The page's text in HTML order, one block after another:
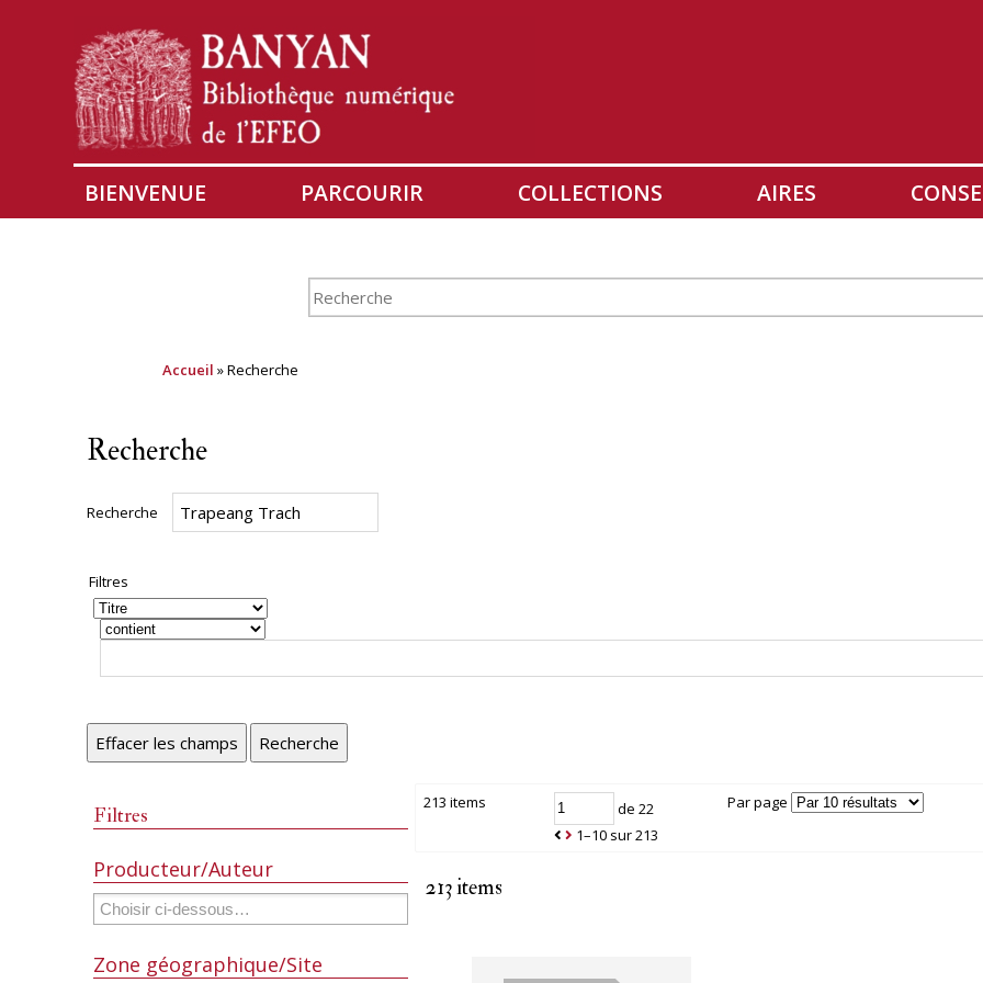
BIENVENUE PARCOURIR COLLECTIONS AIRES
Accueil » Recherche
Recherche
Recherche
Filtres
Effacer les champs Recherche
213 items
de 22
1–10 sur 213
Par page
213 items
Filtres
Producteur/Auteur
Zone géographique/Site